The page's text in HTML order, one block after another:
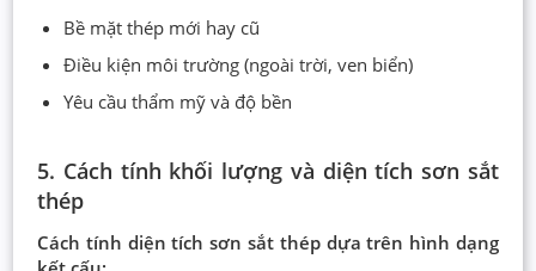
Bề mặt thép mới hay cũ
Điều kiện môi trường (ngoài trời, ven biển)
Yêu cầu thẩm mỹ và độ bền
5. Cách tính khối lượng và diện tích sơn sắt
thép
Cách tính diện tích sơn sắt thép dựa trên hình dạng